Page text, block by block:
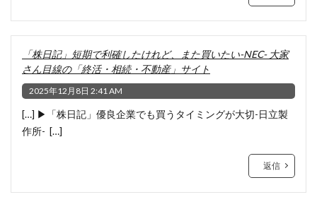
「株日記」短期で利確したけれど、また買いたい-NEC- 大家
さん目線の「終活・相続・不動産」サイト
2025年12月8日 2:41 AM
[…] ▶「株日記」優良企業でも買うタイミングが大切-日立製
作所- […]
返信